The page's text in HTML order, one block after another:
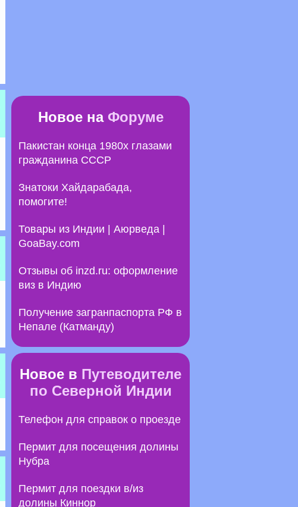
Новое на Форуме
Пакистан конца 1980х глазами
гражданина СССР
Знатоки Хайдарабада,
помогите!
Товары из Индии | Аюрведа |
GoaBay.com
Отзывы об inzd.ru: оформление
виз в Индию
Получение загранпаспорта РФ в
Непале (Катманду)
Новое в Путеводителе
по Северной Индии
Телефон для справок о проезде
Пермит для посещения долины
Нубра
Пермит для поездки в/из
долины Киннор